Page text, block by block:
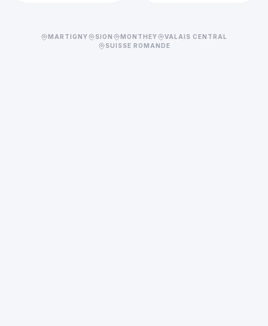
MARTIGNY SION MONTHEY
VALAIS CENTRAL
SUISSE ROMANDE